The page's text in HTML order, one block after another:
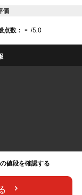
価
点数： - /5.0
値段を確認する